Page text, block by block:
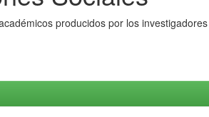
producidos por los